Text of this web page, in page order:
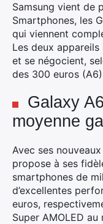
Samsung vient de
Smartphones, les
qui viennent
Les deux
et se négocient,
des 300 euros
Galaxy
moyenne
Avec ses
propose à ses
smartphones de
d’excellentes
euros,
Super AMOLED